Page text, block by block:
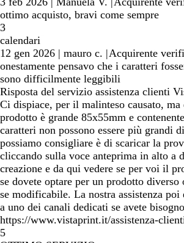
ottimo acquisto, bravi come sempre
3
calendari
12 gen 2026 | mauro c. |Acquirente
onestamente pensavo che i caratteri
sono difficilmente leggibili
Risposta del servizio assistenza clienti
Ci dispiace, per il malinteso causato, ma
prodotto è grande 85x55mm e
caratteri non possono essere più grandi
possiamo consigliare è di scaricar la
cliccando sulla voce anteprima in alto a
creazione e da qui vedere se per voi il
se dovete optare per un prodotto
se modificabile. La nostra assistenza
a uno dei canali dedicati se avete
https://www.vistaprint.it/assistenza-
5